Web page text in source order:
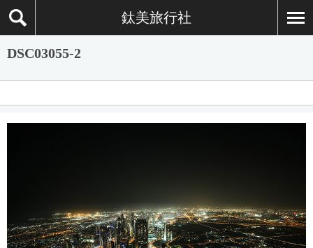
鈦美旅行社
DSC03055-2